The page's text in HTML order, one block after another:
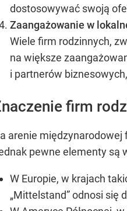
dostosowywać swoją
Zaangażowanie w
Wiele firm rodzinnych,
na większe
i partnerów
firm
arenie międzynarodowej
pewne elementy są
W Europie, w krajach
„Mittelstand” odnosi się